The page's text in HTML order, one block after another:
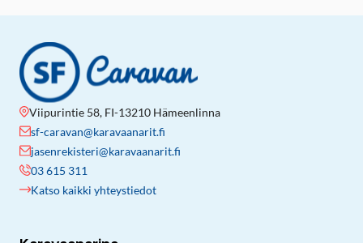
Viipurintie 58, FI-13210 Hämeenlinna
sf-caravan@karavaanarit.fi
jasenrekisteri@karavaanarit.fi
03 615 311
Katso kaikki yhteystiedot